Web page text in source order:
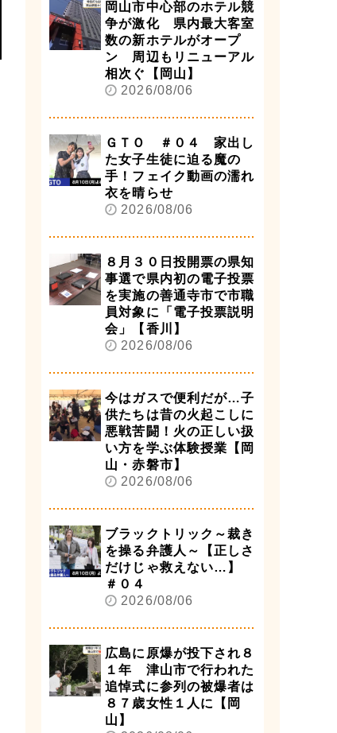
岡山市中心部のホテル競
争が激化 県内最大客室
数の新ホテルがオープ
ン 周辺もリニューアル
相次ぐ【岡山】
2026/08/06
ＧＴＯ ＃０４ 家出し
た女子生徒に迫る魔の
手！フェイク動画の濡れ
衣を晴らせ
2026/08/06
８月３０日投開票の県知
事選で県内初の電子投票
を実施の善通寺市で市職
員対象に「電子投票説明
会」【香川】
2026/08/06
今はガスで便利だが…子
供たちは昔の火起こしに
悪戦苦闘！火の正しい扱
い方を学ぶ体験授業【岡
山・赤磐市】
2026/08/06
ブラックトリック～裁き
を操る弁護人～【正しさ
だけじゃ救えない…】
＃０４
2026/08/06
広島に原爆が投下され８
１年 津山市で行われた
追悼式に参列の被爆者は
８７歳女性１人に【岡
山】